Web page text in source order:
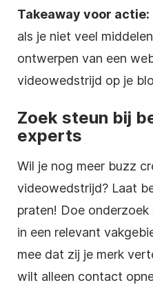
Takeaway voor actie:
als je niet veel
ontwerpen van een
videowedstrijd op je
Zoek steun bij
experts
Wil je nog meer buzz
videowedstrijd? Laat
praten! Doe
in een relevant
mee dat zij je merk
wilt alleen contact